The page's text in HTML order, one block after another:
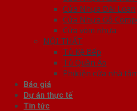
Cửa Nhựa Đài Loan
Cửa Nhựa Gỗ
Cửa vòm nhựa
NỘI THẤT
Tủ Kệ Bếp
Tủ Quần Áo
Phụ kiện cửa nhà
Báo giá
Dự án thực tế
Tin tức